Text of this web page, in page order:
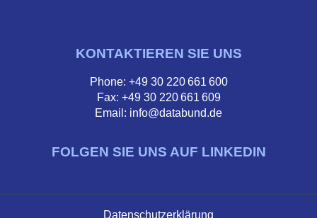
KONTAKTIEREN SIE UNS
Phone: +49 30 220 661 600
Fax: +49 30 220 661 609
Email: info@databund.de
FOLGEN SIE UNS AUF LINKEDIN
Datenschutzerklärung